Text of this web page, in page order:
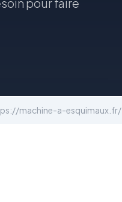
machine-a-esquimaux.fr/